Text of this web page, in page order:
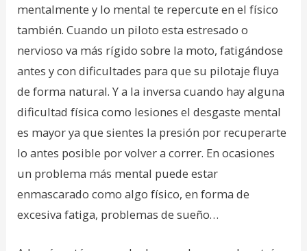
mentalmente y lo mental te repercute en el físico
también. Cuando un piloto esta estresado o
nervioso va más rígido sobre la moto, fatigándose
antes y con dificultades para que su pilotaje fluya
de forma natural. Y a la inversa cuando hay alguna
dificultad física como lesiones el desgaste mental
es mayor ya que sientes la presión por recuperarte
lo antes posible por volver a correr. En ocasiones
un problema más mental puede estar
enmascarado como algo físico, en forma de
excesiva fatiga, problemas de sueño…